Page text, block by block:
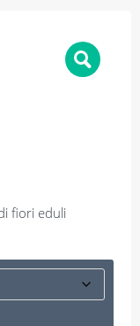
3,20 € a 5,90 €
fiori eduli